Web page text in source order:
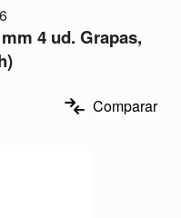
4 ud. Grapas,
Comparar